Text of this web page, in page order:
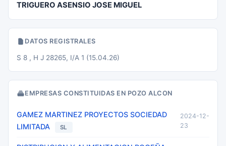
TRIGUERO ASENSIO JOSE MIGUEL
DATOS REGISTRALES
S 8 , H J 28265, I/A 1 (15.04.26)
EMPRESAS CONSTITUIDAS EN POZO ALCON
GAMEZ MARTINEZ PROYECTOS SOCIEDAD
LIMITADA
SL
2024-12-
23